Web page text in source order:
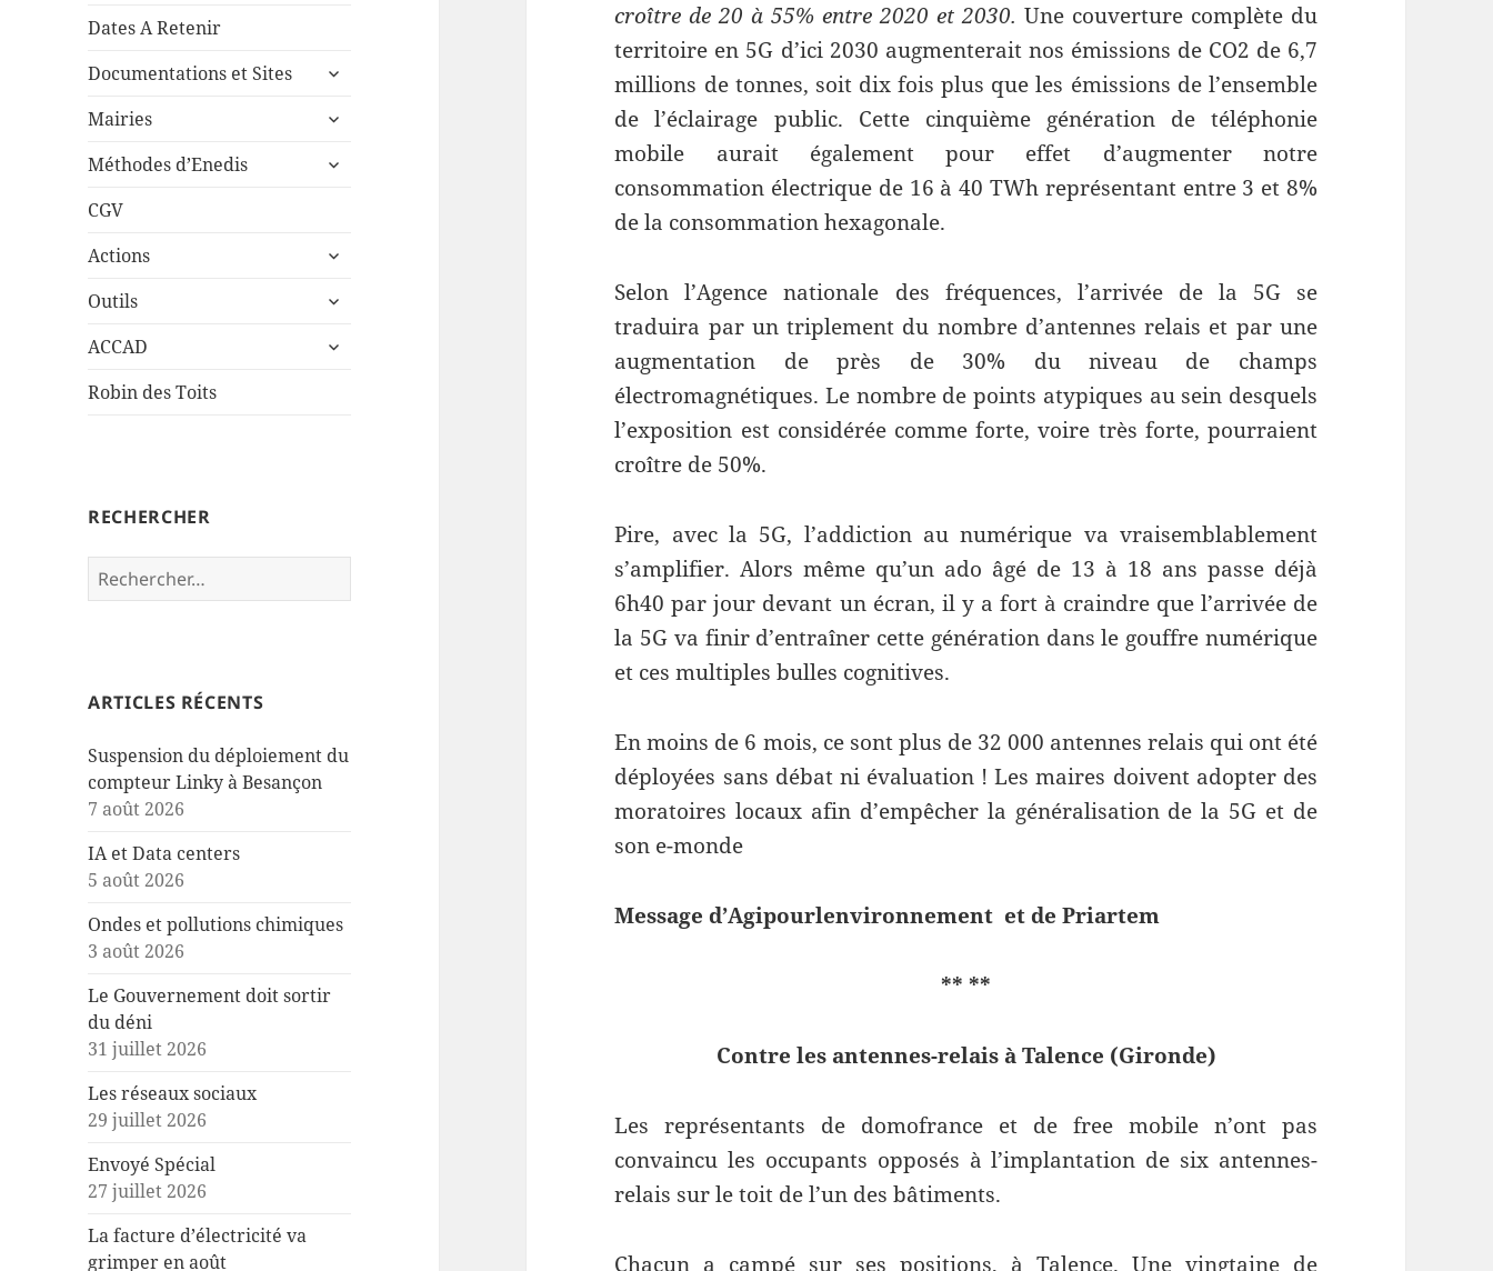
Dates A Retenir
Documentations et Sites
ouvrir
sous-
Mairies
ouvrir
sous-
Méthodes d’Enedis
ouvrir
CGV
Actions
ouvrir
sous-
Outils
ouvrir
sous-
ACCAD
ouvrir
Robin des Toits
RECHERCHER
Rechercher :
ARTICLES RÉCENTS
Suspension du déploiement du
compteur Linky à Besançon
7 août 2026
IA et Data centers
5 août 2026
Ondes et pollutions chimiques
3 août 2026
Le Gouvernement doit sortir
du déni
31 juillet 2026
Les réseaux sociaux
29 juillet 2026
Envoyé Spécial
27 juillet 2026
La facture d’électricité va
grimper en août
croître de 20 à 55% entre 2020 et 2030. Une couverture complète du
territoire en 5G d’ici 2030 augmenterait nos émissions de CO2 de 6,7
millions de tonnes, soit dix fois plus que les émissions de l’ensemble
de l’éclairage public. Cette cinquième génération de téléphonie
mobile aurait également pour effet d’augmenter notre
consommation électrique de 16 à 40 TWh représentant entre 3 et 8%
de la consommation hexagonale.
Selon l’Agence nationale des fréquences, l’arrivée de la 5G se
traduira par un triplement du nombre d’antennes relais et par une
augmentation de près de 30% du niveau de champs
électromagnétiques. Le nombre de points atypiques au sein desquels
l’exposition est considérée comme forte, voire très forte, pourraient
croître de 50%.
Pire, avec la 5G, l’addiction au numérique va vraisemblablement
s’amplifier. Alors même qu’un ado âgé de 13 à 18 ans passe déjà
6h40 par jour devant un écran, il y a fort à craindre que l’arrivée de
la 5G va finir d’entraîner cette génération dans le gouffre numérique
et ces multiples bulles cognitives.
En moins de 6 mois, ce sont plus de 32 000 antennes relais qui ont été
déployées sans débat ni évaluation ! Les maires doivent adopter des
moratoires locaux afin d’empêcher la généralisation de la 5G et de
son e-monde
Message d’Agipourlenvironnement et de Priartem
** **
Contre les antennes-relais à Talence (Gironde)
Les représentants de domofrance et de free mobile n’ont pas
convaincu les occupants opposés à l’implantation de six antennes-
relais sur le toit de l’un des bâtiments.
Chacun a campé sur ses positions, à Talence. Une vingtaine de